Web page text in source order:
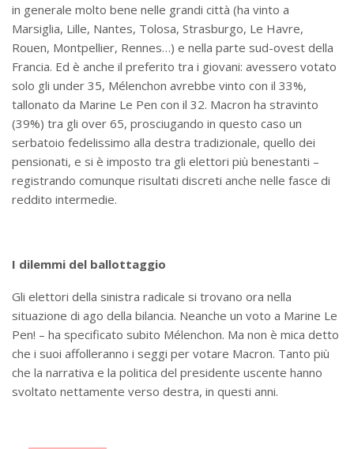
in generale molto bene nelle grandi città (ha vinto a
Marsiglia, Lille, Nantes, Tolosa, Strasburgo, Le Havre,
Rouen, Montpellier, Rennes…) e nella parte sud-ovest della
Francia. Ed è anche il preferito tra i giovani: avessero votato
solo gli under 35, Mélenchon avrebbe vinto con il 33%,
tallonato da Marine Le Pen con il 32. Macron ha stravinto
(39%) tra gli over 65, prosciugando in questo caso un
serbatoio fedelissimo alla destra tradizionale, quello dei
pensionati, e si è imposto tra gli elettori più benestanti –
registrando comunque risultati discreti anche nelle fasce di
reddito intermedie.
I dilemmi del ballottaggio
Gli elettori della sinistra radicale si trovano ora nella
situazione di ago della bilancia. Neanche un voto a Marine Le
Pen! – ha specificato subito Mélenchon. Ma non è mica detto
che i suoi affolleranno i seggi per votare Macron. Tanto più
che la narrativa e la politica del presidente uscente hanno
svoltato nettamente verso destra, in questi anni.